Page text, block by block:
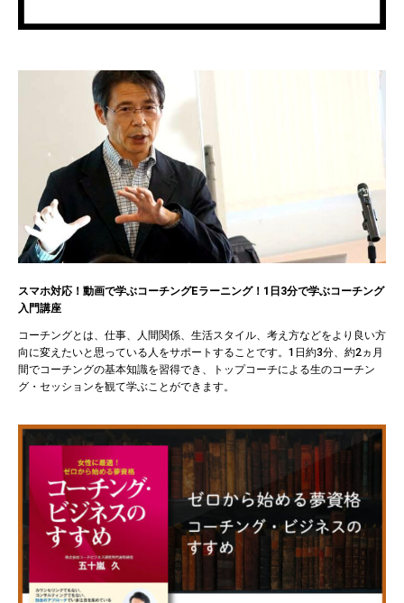
スマホ対応！動画で学ぶコーチングEラーニング！1日3分で学ぶコーチング
入門講座
コーチングとは、仕事、人間関係、生活スタイル、考え方などをより良い方
向に変えたいと思っている人をサポートすることです。1日約3分、約2ヵ月
間でコーチングの基本知識を習得でき、トップコーチによる生のコーチン
グ・セッションを観て学ぶことができます。